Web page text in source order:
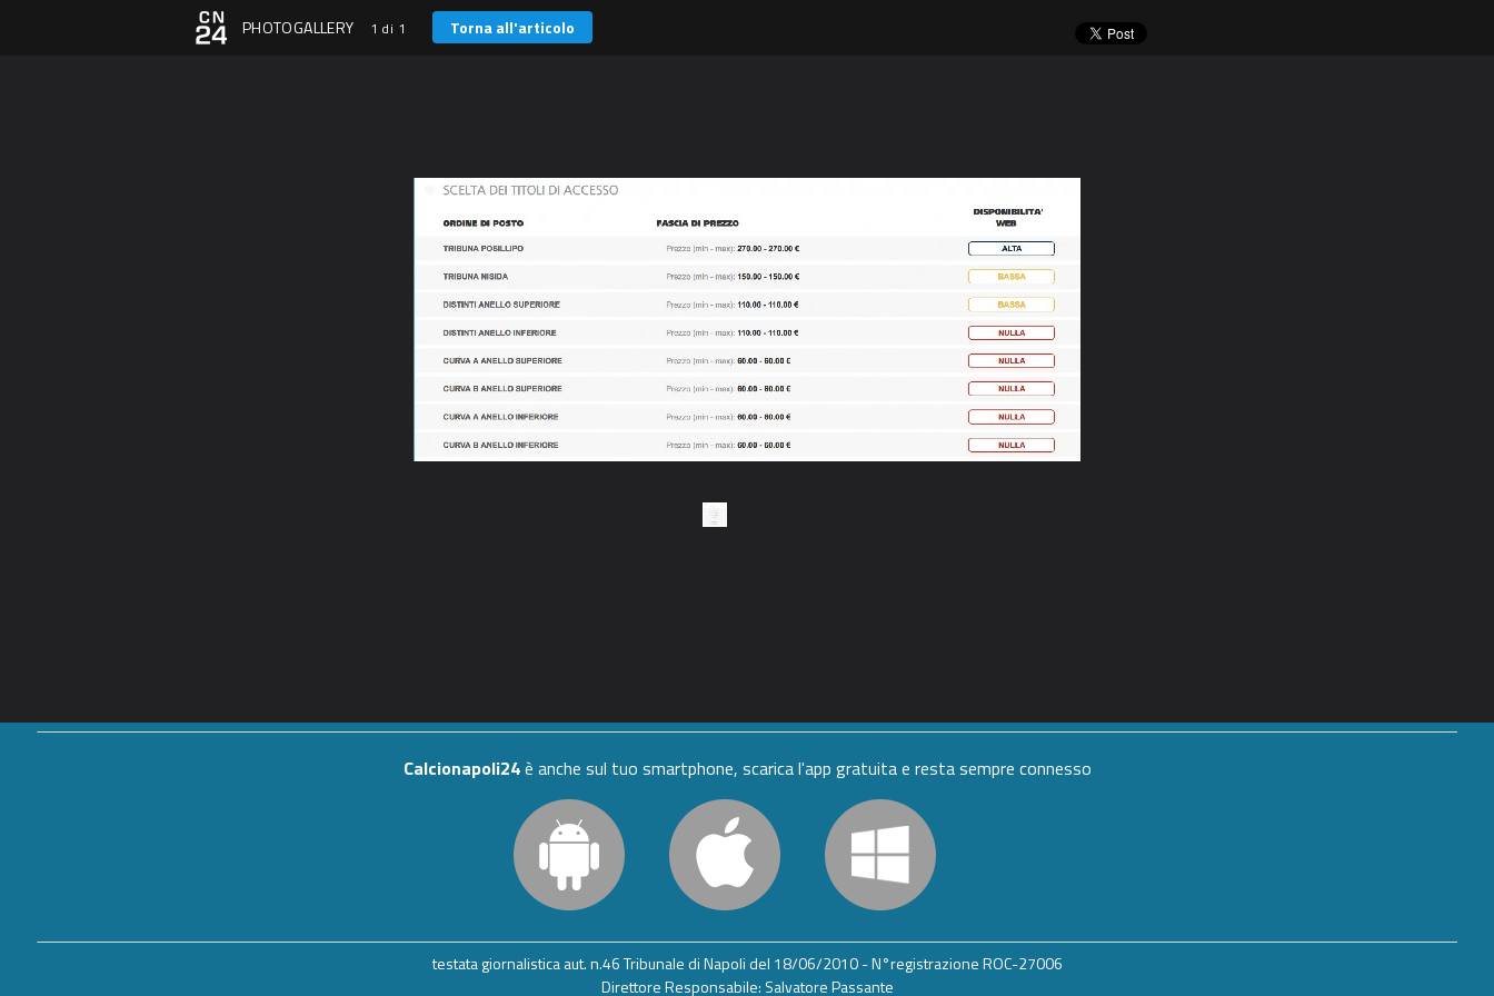
PHOTOGALLERY 1 di 1 Torna all'articolo
Calcionapoli24è anche sul tuo smartphone, scarica l'app gratuita e resta sempre connesso
testata giornalistica aut. n.46 Tribunale di Napoli del 18/06/2010 - N°registrazione ROC-27006
Direttore Responsabile: Salvatore Passante